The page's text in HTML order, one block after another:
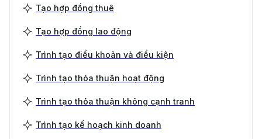
Tạo hợp đồng thuê
Tạo hợp đồng lao động
Trình tạo điều khoản và điều kiện
Trình tạo thỏa thuận hoạt động
Trình tạo thỏa thuận không cạnh tranh
Trình tạo kế hoạch kinh doanh